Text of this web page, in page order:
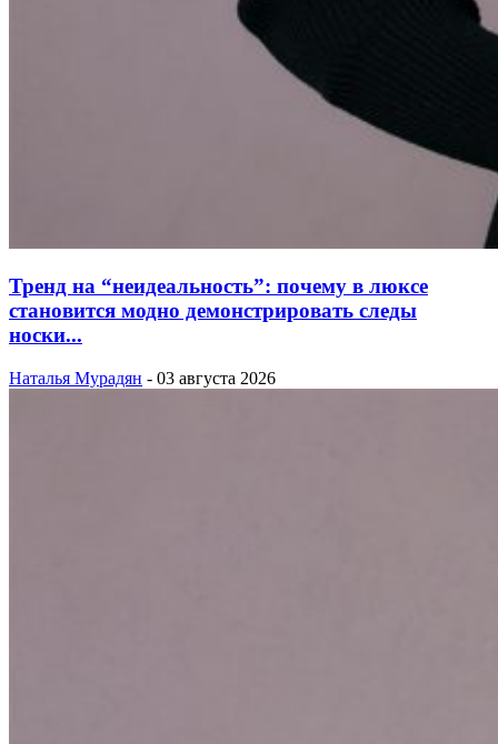
Тренд на “неидеальность”: почему в люксе
становится модно демонстрировать следы
носки...
Наталья Мурадян - 03 августа 2026